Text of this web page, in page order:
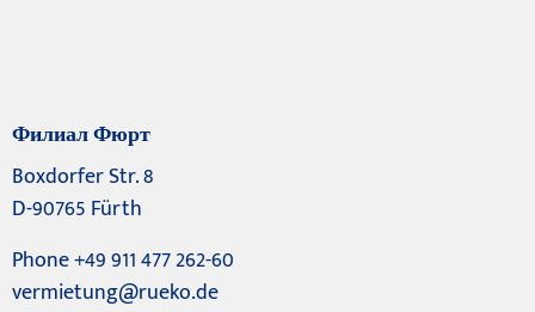
Филиал Фюрт
Boxdorfer Str. 8
D-90765 Fürth
Phone +49 911 477 262-60
vermietung@rueko.de